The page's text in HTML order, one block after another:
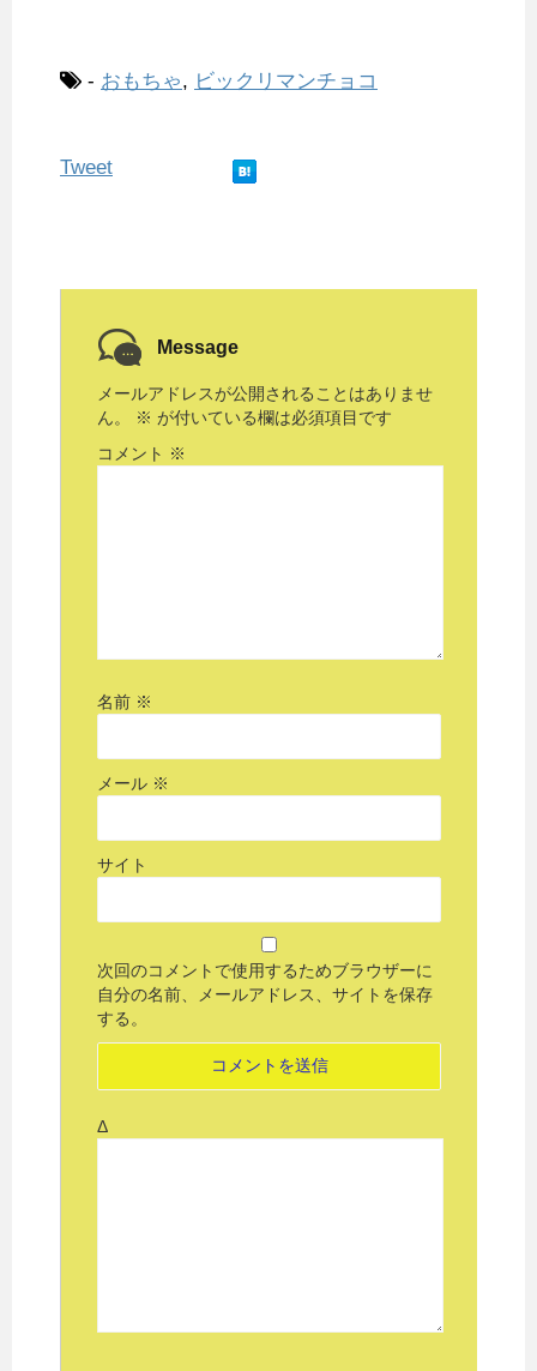
- おもちゃ, ビックリマンチョコ
Tweet
Message
メールアドレスが公開されることはありませ
ん。
※ が付いている欄は必須項目です
コメント ※
名前 ※
メール ※
サイト
次回のコメントで使用するためブラウザーに
自分の名前、メールアドレス、サイトを保存
する。
Δ